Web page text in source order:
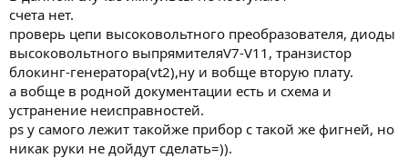
счета нет.
проверь цепи высоковольтного преобразователя, диоды
высоковольтного выпрямителяV7-V11, транзистор
блокинг-генератора(vt2),ну и вобще вторую плату.
а вобще в родной документации есть и схема и
устранение неисправностей.
ps у самого лежит такойже прибор с такой же фигней, но
никак руки не дойдут сделать=)).